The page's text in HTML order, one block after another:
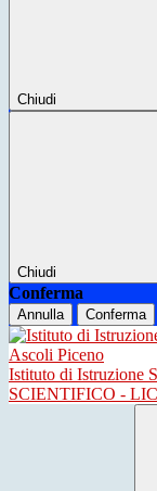
Chiudi
Chiudi
Conferma
Annulla Conferma
Istituto di Istruzione
SCIENTIFICO -